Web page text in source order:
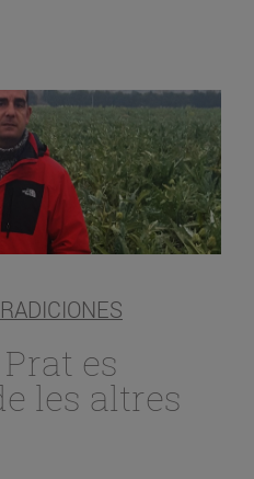
es
les altres